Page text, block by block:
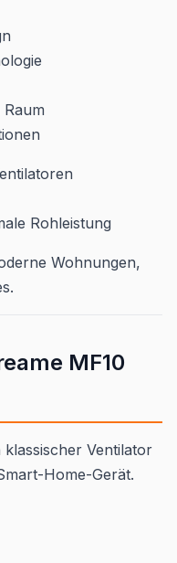
Rohleistung
Wohnungen,
MF10
Ventilator
Home-Gerät.